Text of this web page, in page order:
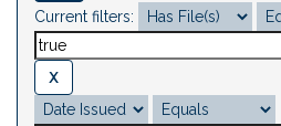
Current filters: